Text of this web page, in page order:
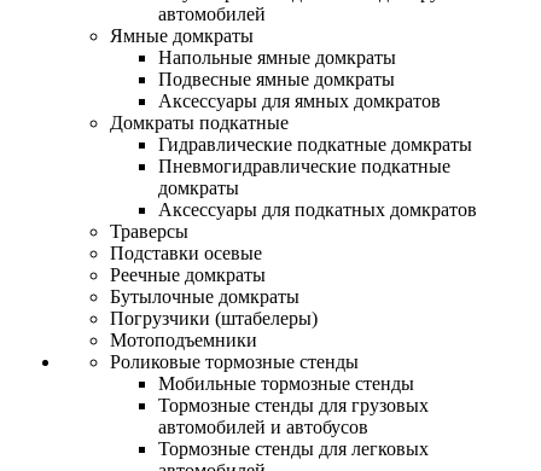
автомобилей
Ямные домкраты
Напольные ямные домкраты
Подвесные ямные домкраты
Аксессуары для ямных домкратов
Домкраты подкатные
Гидравлические подкатные домкраты
Пневмогидравлические подкатные
домкраты
Аксессуары для подкатных домкратов
Траверсы
Подставки осевые
Реечные домкраты
Бутылочные домкраты
Погрузчики (штабелеры)
Мотоподъемники
Роликовые тормозные стенды
Мобильные тормозные стенды
Тормозные стенды для грузовых
автомобилей и автобусов
Тормозные стенды для легковых